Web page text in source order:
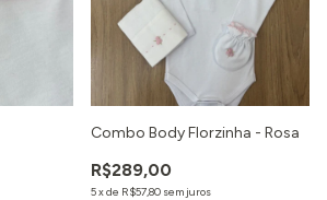
Combo Body Florzinha - Rosa
R$289,00
5xde R$57,80 sem juros